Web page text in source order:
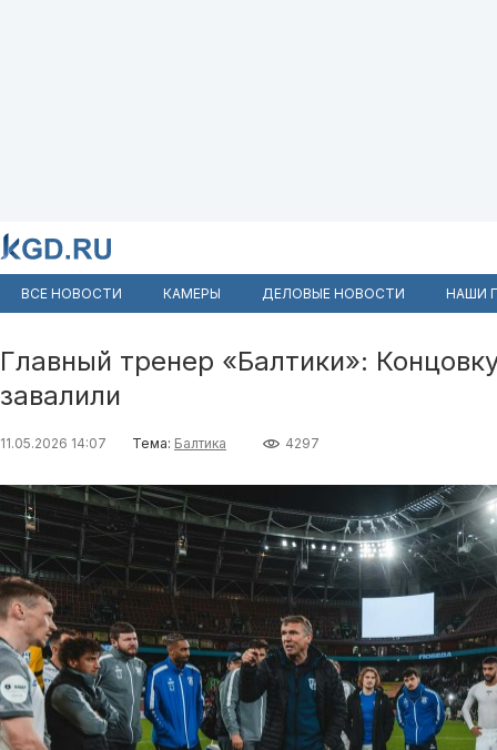
ВСЕ НОВОСТИ КАМЕРЫ ДЕЛОВЫЕ НОВОСТИ НАШИ
Главный тренер «Балтики»:
завалили
11.05.2026 14:07 Тема: Балтика 4297